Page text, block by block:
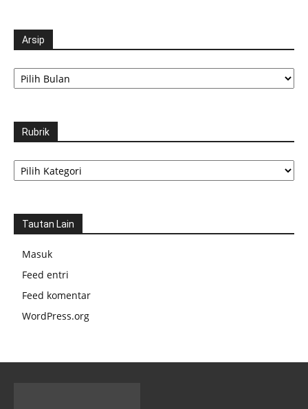
Arsip
Arsip
Rubrik
Rubrik
Tautan Lain
Masuk
Feed entri
Feed komentar
WordPress.org